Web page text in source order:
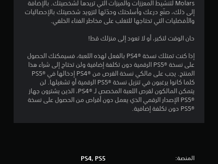
ن
م
ا
ل
Molars لتنشيط المعززات والميزات التي تريدها لشخصيتك. بالإضافة
إلى ذلك، صنّع درعك وأسلحتك وحدّثها لتزويد شخصيتك بالإحصائيات
والأفضليات التي تحتاجها للتغلب على مخاطر الفناء الخلفي.
حان الوقت لتكبر، أو لا تعود إلى منزلك قط!
إذا كنت تمتلك نسخة PS4®‎ بالفعل لهذه اللعبة، فسيمكنك الحصول
على نسخة PS5®‎ الرقمية دون تكلفة إضافية ولن تحتاج إلى شراء هذا
المنتج. يجب على مالكي نسخة القرص من PS4®‎ إدخالها في PS5®‎
كلما كانوا يرغبون في تنزيل نسخة PS5®‎ الرقمية أو تشغيلها. لن
يتمكن المالكون لقرص اللعبة المخصص لـ PS4®‎، الذين يشترون جهاز
PS5®‎ الإصدار الرقمي الذي يعمل دون أقراص من الحصول على نسخة
PS5®‎ دون تكلفة إضافية.
المنصة: PS4, PS5